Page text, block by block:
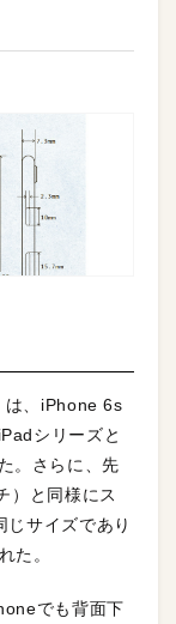
は、iPhone 6s
シリーズと
。さらに、先
）と同様にス
サイズであり
た。
でも背面下